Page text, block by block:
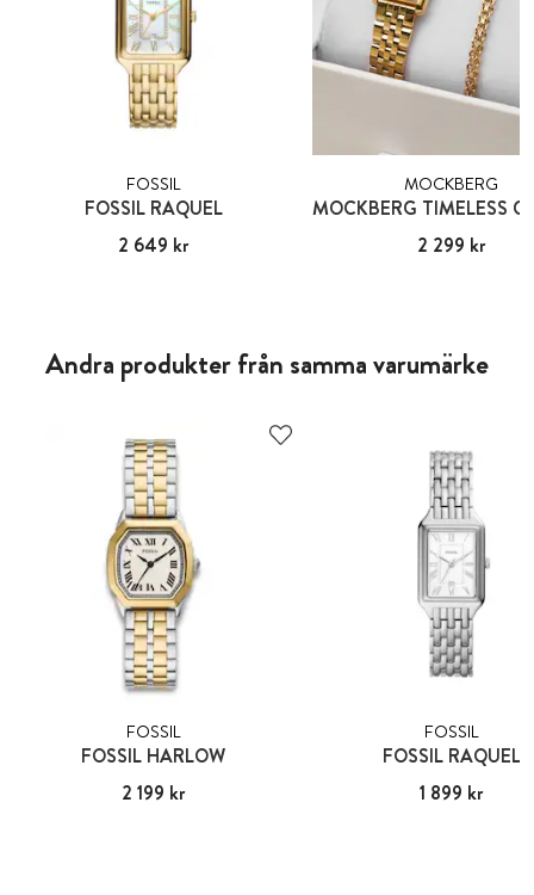
FOSSIL
FOSSIL RAQUEL
Pris :2 649 kr
2 649 kr
MOCKBERG
Pris :2 299 kr
2 299 kr
Andra produkter från samma varumärke
FOSSIL
FOSSIL HARLOW
Pris :2 199 kr
2 199 kr
FOSSIL
FOSSIL RAQUEL
Pris :1 899 kr
1 899 kr